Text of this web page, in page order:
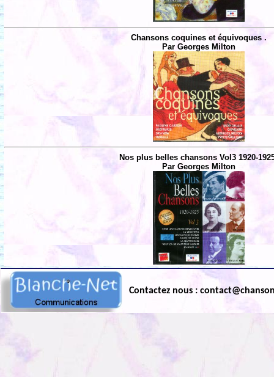
Chansons coquines et équivoques .
Par Georges Milton
Nos plus belles chansons Vol3 1920-
Par Georges Milton
Contactez nous :